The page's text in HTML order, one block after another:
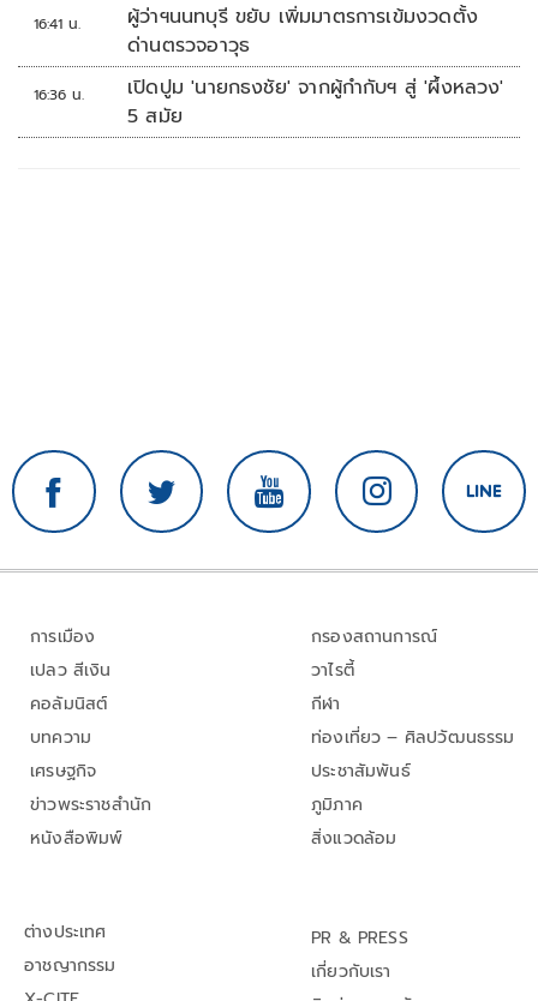
16:41 น.
ผู้ว่าฯนนทบุรี ขยับ เพิ่มมาตรการเข้มงวดตั้ง
ด่านตรวจอาวุธ
16:36 น.
เปิดปูม 'นายกธงชัย' จากผู้กำกับฯ สู่ 'ผึ้งหลวง'
5 สมัย
การเมือง
เปลว สีเงิน
คอลัมนิสต์
บทความ
เศรษฐกิจ
ข่าวพระราชสำนัก
หนังสือพิมพ์
กรองสถานการณ์
วาไรตี้
กีฬา
ท่องเที่ยว – ศิลปวัฒนธรรม
ประชาสัมพันธ์
ภูมิภาค
สิ่งแวดล้อม
ต่างประเทศ
อาชญากรรม
PR & PRESS
เกี่ยวกับเรา